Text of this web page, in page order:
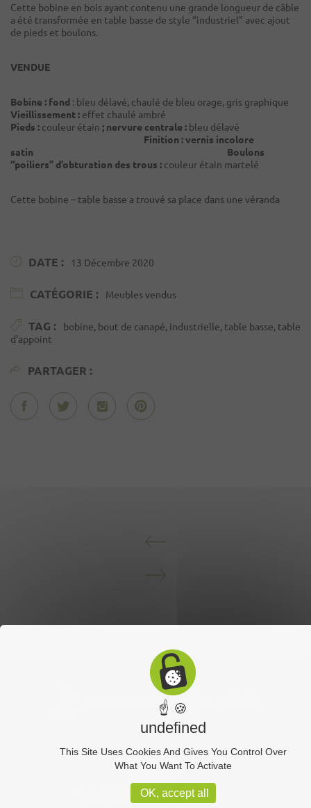
Cette bobine en bois ayant contenu une grande longueur de câble
a été transformée en table basse de style “industriel” avec ajout
de pieds et boulons.
VENDUE
Bobine : fond : bleu délavé, chaulé de bleu orage, gris graphique
Vieillissement : effet chaulé ambré
Pieds : couleur étain ; nervure centrale : bleu délavé
Finition : vernis incolore
satin Boulons
“poiliers” d’obturation des trous : couleur étain martelé
Cette bobine – table basse a trouvé sa place dans une véranda
DATE : 13 Décembre 2020
CATÉGORIE : Meubles vendus
TAG :
bobine, bout de canapé, industrielle, table basse, table
d'appoint
PARTAGER :
Contact
Mentions légales
☝ 🍪
undefined
This Site Uses Cookies And Gives You Control Over
What You Want To Activate
OK, accept all